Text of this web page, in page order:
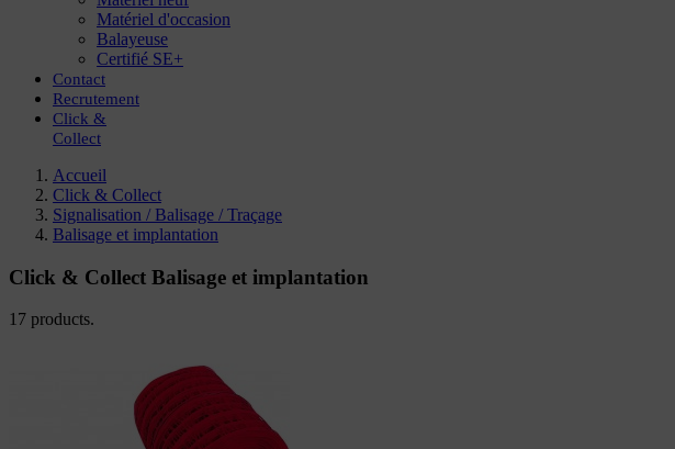
Matériel d'occasion
Balayeuse
Certifié SE+
Contact
Recrutement
Click &
Collect
Accueil
Click & Collect
Signalisation / Balisage / Traçage
Balisage et implantation
Click & Collect Balisage et implantation
17 products.